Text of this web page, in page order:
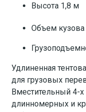
Высота 1,8 м
Объем
Удлиненная
для грузовых
Вместительный 4-
длинномерных и